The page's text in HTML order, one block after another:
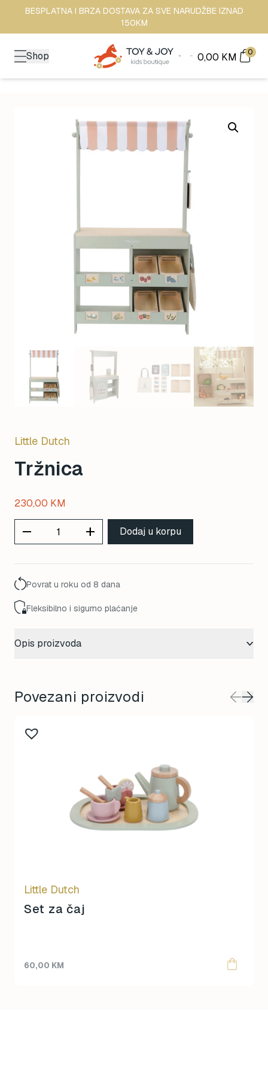
BESPLATNA I BRZA DOSTAVA ZA SVE NARUDŽBE IZNAD
150KM
Shop 0,00 KM 0
Little Dutch
Tržnica
230,00 KM
remove add Dodaj u korpu
Povrat u roku od 8 dana
Fleksibilno i sigurno plaćanje
Opis proizvoda
Povezani proizvodi
Little Dutch
Set za čaj
60,00 KM